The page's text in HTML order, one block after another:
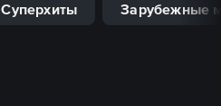
Суперхиты Зарубежные